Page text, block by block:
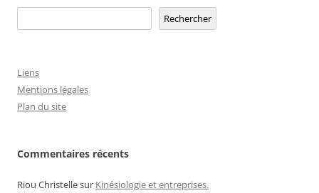
Rechercher
Liens
Mentions légales
Plan du site
Commentaires récents
Riou Christellesur Kinésiologie et entreprises.